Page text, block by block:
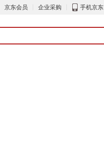
京东会员 企业采购 手机京东